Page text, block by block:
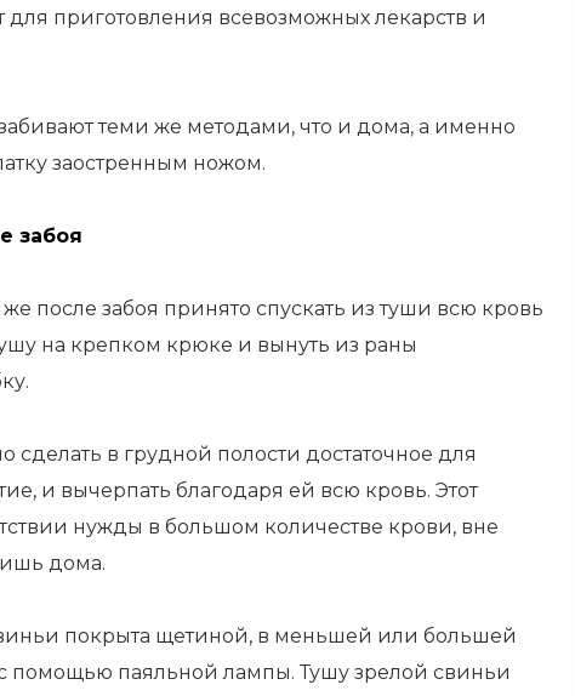
приготовления всевозможных лекарств и
теми же методами, что и дома, а именно
заостренным ножом.
забоя
после забоя принято спускать из туши всю кровь
на крепком крюке и вынуть из раны
в грудной полости достаточное для
и вычерпать благодаря ей всю кровь. Этот
нужды в большом количестве крови, вне
дома.
покрыта щетиной, в меньшей или большей
помощью паяльной лампы. Тушу зрелой свиньи